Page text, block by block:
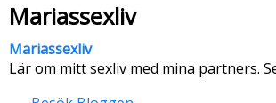
Mariassexliv
Mariassexliv
Lär om mitt sexliv med mina partners.